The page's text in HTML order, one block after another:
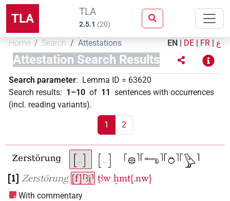
TLA TLA
2.5.1 (20)
Home Search Attestations EN | DE | FR | ع
Attestation Search Results
Search parameter: Lemma ID = 63620
Search results: 1–10 of 11 sentences with occurrences
(incl. reading variants).
1 2
1 Zerstörung [f]⸢ꜣi̯⸣ ṯꜣw ḫmt{.nw}
With commentary